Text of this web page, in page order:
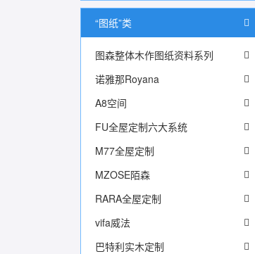
“图纸”类
图森整体木作图纸资料系列
诺雅那Royana
A8空间
FU全屋定制六大系统
M77全屋定制
MZOSE陌森
RARA全屋定制
vifa威法
巴特利实木定制